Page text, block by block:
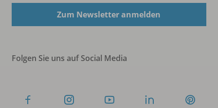
Zum Newsletter anmelden
Folgen Sie uns auf Social Media